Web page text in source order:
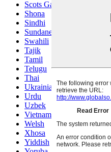
Scots Gaelic
Shona
Sindhi
Sundanese
Swahili
Tajik
Tamil
Telugu
Thai
Ukrainian
Urdu
Uzbek
Vietnamese
Welsh
Xhosa
Yiddish